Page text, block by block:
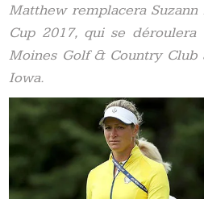
Matthew remplacera
Cup 2017, qui se
Moines Golf & Country Club
Iowa.